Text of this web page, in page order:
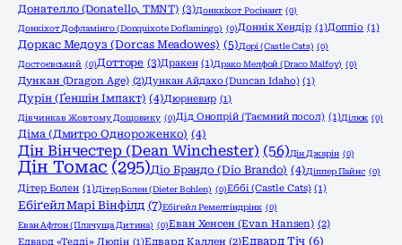
Донателло (Donatello, TMNT) (3)Донккіхот Росінант (0)
Донкіхот Дофламінго (Donquixote Doflamingo) (0)Доннік Хендір (1)Доппіо (1)
Доркас Медоуз (Dorcas Meadowes) (5)Дорі (Castle Cats) (0)
Достоєвський (0)Дотторе (3)Дракен (1)Драко Мелфой (Draco Malfoy) (0)
Дункан (Dragon Age) (2)Дункан Айдахо (Duncan Idaho) (1)
Дурін (Ґеншін Імпакт) (4)Дюрневир (1)
Дівчинка в Жовтому Дощовику (0)Дід Онопрій (Таємний посол) (1)Ділюк (0)
Діма (Дмитро Однороженко) (4)
Дін Вінчестер (Dean Winchester) (56)Дін Джарін (0)
Дін Томас (295)Діо Брандо (Dio Brando) (4)Діппер Пайнс (0)
Дітер Болен (1)Дітер Болен (Dieter Bohlen) (0)Еббі (Castle Cats) (1)
Ебіґейл Марі Вінфілд (7)Ебіґейл Ремелтіндрінк (0)
Еван Афтон (Плачуща Дитина) (0)Еван Хенсен (Evan Hansen) (2)
Едвард «Тедді» Люпін (1)Едвард Каллен (2)Едвард Тіч (6)